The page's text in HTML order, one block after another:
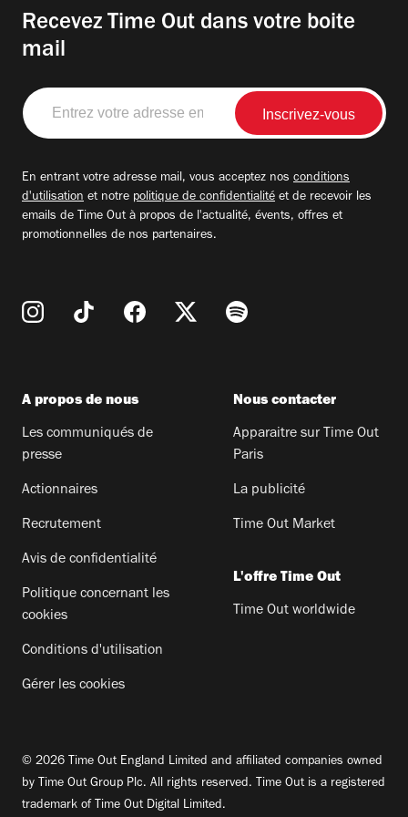
Recevez Time Out dans votre boite
mail
Entrez
votre
adresse
En entrant votre adresse mail, vous acceptez nos conditions
d'utilisation et notre politique de confidentialité et de recevoir les
emails de Time Out à propos de l'actualité, évents, offres et
promotionnelles de nos partenaires.
A propos de nous
Les communiqués de
presse
Actionnaires
Recrutement
Avis de confidentialité
Politique concernant les
cookies
Conditions d'utilisation
Gérer les cookies
Nous contacter
Apparaitre sur Time Out
Paris
La publicité
Time Out Market
L'offre Time Out
Time Out worldwide
© 2026 Time Out England Limited and affiliated companies owned
by Time Out Group Plc. All rights reserved. Time Out is a registered
trademark of Time Out Digital Limited.